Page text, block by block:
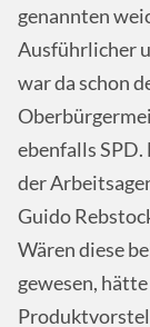
genannten
Ausführlicher
war da schon
ebenfallsSPD.
der
Guido
Wären diese
gewesen,